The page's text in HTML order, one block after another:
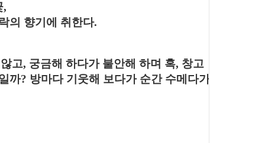
,
의 향기에 취한다.
고, 궁금해 하다가 불안해 하며 혹, 창고
까? 방마다 기웃해 보다가 순간 수메다가